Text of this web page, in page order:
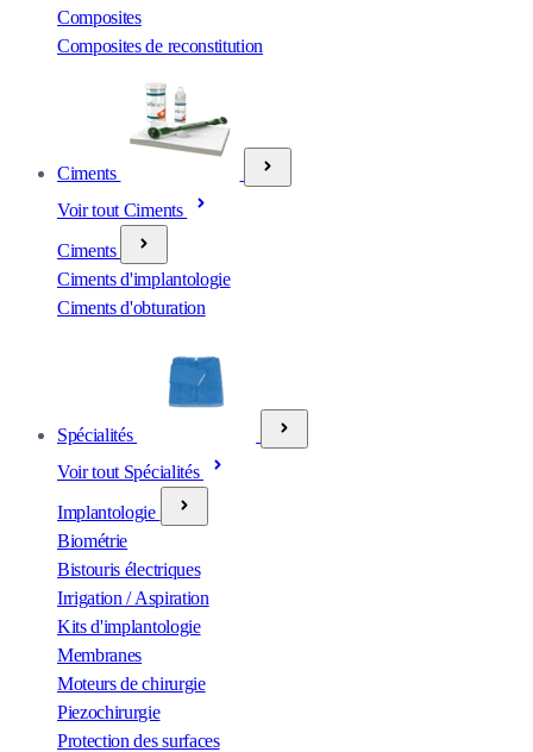
Composites
Composites de reconstitution
Ciments
Voir tout Ciments
Ciments
Ciments d'implantologie
Ciments d'obturation
Spécialités
Voir tout Spécialités
Implantologie
Biométrie
Bistouris électriques
Irrigation / Aspiration
Kits d'implantologie
Membranes
Moteurs de chirurgie
Piezochirurgie
Protection des surfaces